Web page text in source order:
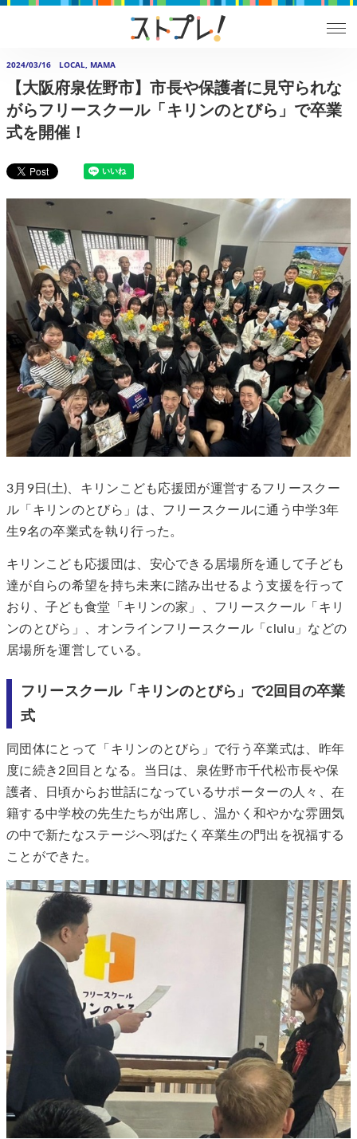
2024/03/16 LOCAL, MAMA
【大阪府泉佐野市】市長や保護者に見守られな
がらフリースクール「キリンのとびら」で卒業
式を開催！
3月9日(土)、キリンこども応援団が運営するフリースクー
ル「キリンのとびら」は、フリースクールに通う中学3年
生9名の卒業式を執り行った。
キリンこども応援団は、安心できる居場所を通して子ども
達が自らの希望を持ち未来に踏み出せるよう支援を行って
おり、子ども食堂「キリンの家」、フリースクール「キリ
ンのとびら」、オンラインフリースクール「clulu」などの
居場所を運営している。
フリースクール「キリンのとびら」で2回目の卒業
式
同団体にとって「キリンのとびら」で行う卒業式は、昨年
度に続き2回目となる。当日は、泉佐野市千代松市長や保
護者、日頃からお世話になっているサポーターの人々、在
籍する中学校の先生たちが出席し、温かく和やかな雰囲気
の中で新たなステージへ羽ばたく卒業生の門出を祝福する
ことができた。